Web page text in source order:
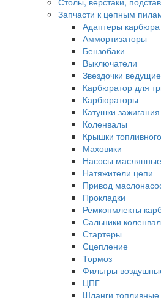
Запчасти к цепным
Адаптеры
Аммортизаторы
Бензобаки
Выключатели
Звездочки ведущие
Карбюратор для
Карбюраторы
Катушки зажигания
Коленвалы
Крышки
Маховики
Насосы маслянные
Натяжители цепи
Привод
Прокладки
Ремкопмлекты
Сальники
Стартеры
Сцепление
Тормоз
Фильтры
ЦПГ
Шланги топливные